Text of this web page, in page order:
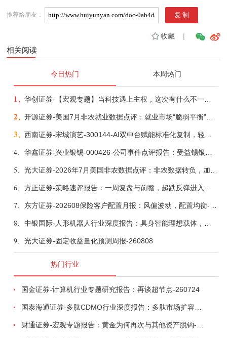
推荐给朋友：
收藏|
相关阅读
今日热门 本周热门
1、 华创证券-【宏观专题】当科技遇上主权，这次有什么不一样？——海外科技思辨系列五-260808
2、 开源证券-美国7月非农就业数据点评：就业市场“脆弱平衡”，美联储加息动力并不高-260808
3、
4、
5、
6、
7、
8、
9、 光大证券-固定收益量化预测周报-260808
热门行业
国金证券-计算机行业专题研究报告：再谈超节点-260724